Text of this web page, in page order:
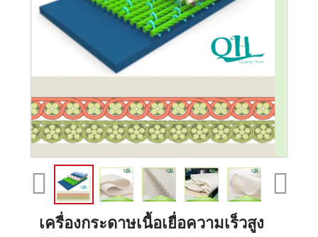
เครื่องกระดาษเนื้อเยื่อความเร็วสูง